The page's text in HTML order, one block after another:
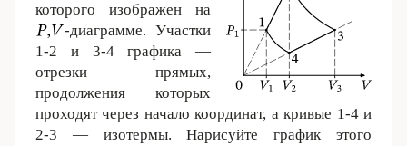
которого изображен на
-диаграмме. Участки
1-2 и 3-4 графика —
отрезки прямых,
продолжения которых
проходят через начало координат, а кривые 1-4 и
2-3 — изотермы. Нарисуйте график этого